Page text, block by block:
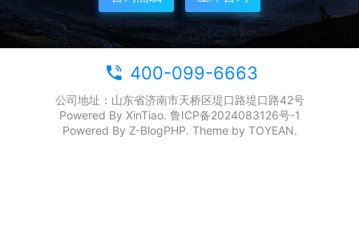
400-099-6663
公司地址：山东省济南市天桥区堤口路堤口路42号
Powered By XinTiao. 鲁ICP备2024083126号-1
Powered By Z-BlogPHP. Theme by TOYEAN.